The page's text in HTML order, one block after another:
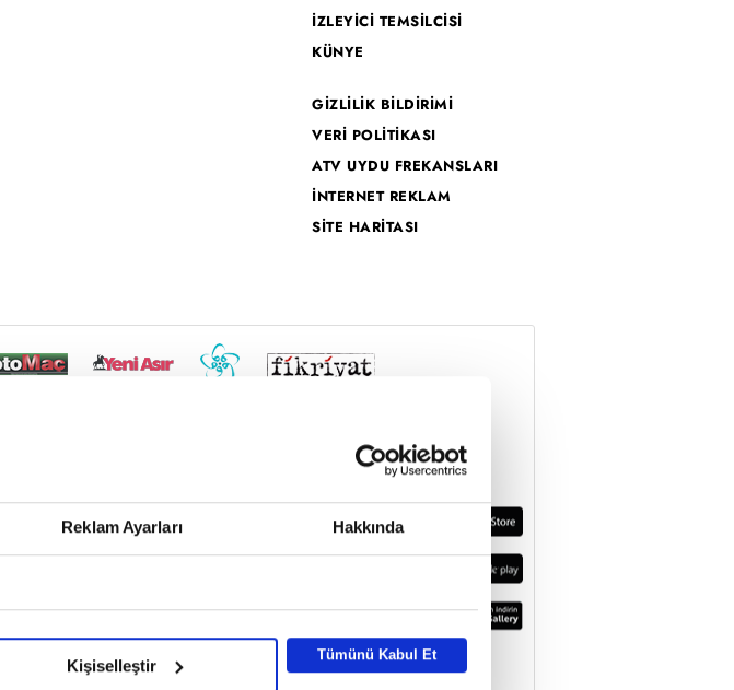
Reklam Ayarları Hakkında
Kişiselleştir
Tümünü Kabul Et
İZLEYİCİ TEMSİLCİSİ
KÜNYE
GİZLİLİK BİLDİRİMİ
VERİ POLİTİKASI
ATV UYDU FREKANSLARI
İNTERNET REKLAM
SİTE HARİTASI